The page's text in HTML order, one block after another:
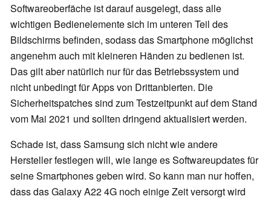
Softwareoberfäche ist darauf ausgelegt, dass alle
wichtigen Bedienelemente sich im unteren Teil des
Bildschirms befinden, sodass das Smartphone möglichst
angenehm auch mit kleineren Händen zu bedienen ist.
Das gilt aber natürlich nur für das Betriebssystem und
nicht unbedingt für Apps von Drittanbierten. Die
Sicherheitspatches sind zum Testzeitpunkt auf dem Stand
vom Mai 2021 und sollten dringend aktualisiert werden.
Schade ist, dass Samsung sich nicht wie andere
Hersteller festlegen will, wie lange es Softwareupdates für
seine Smartphones geben wird. So kann man nur hoffen,
dass das Galaxy A22 4G noch einige Zeit versorgt wird